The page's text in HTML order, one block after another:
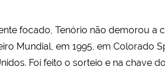
focado, Tenório não demorou a
Mundial, em 1995, em Colorado
Foi feito o sorteio e na chave